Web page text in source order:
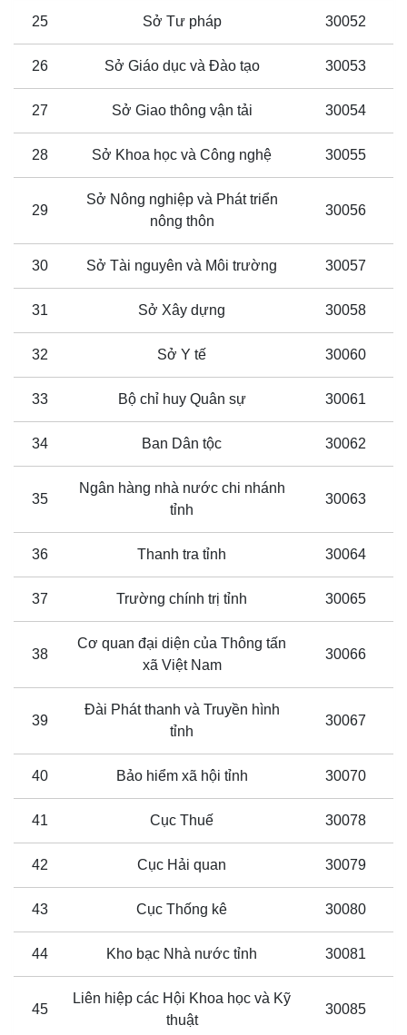
25 Sở Tư pháp 30052
26 Sở Giáo dục và Đào tạo 30053
27 Sở Giao thông vận tải 30054
28 Sở Khoa học và Công nghệ 30055
29
Sở Nông nghiệp và Phát triển
nông thôn
30056
30 Sở Tài nguyên và Môi trường 30057
31 Sở Xây dựng 30058
32 Sở Y tế 30060
33 Bộ chỉ huy Quân sự 30061
34 Ban Dân tộc 30062
35
Ngân hàng nhà nước chi nhánh
tỉnh
30063
36 Thanh tra tỉnh 30064
37 Trường chính trị tỉnh 30065
38
Cơ quan đại diện của Thông tấn
xã Việt Nam
30066
39
Đài Phát thanh và Truyền hình
tỉnh
30067
40 Bảo hiểm xã hội tỉnh 30070
41 Cục Thuế 30078
42 Cục Hải quan 30079
43 Cục Thống kê 30080
44 Kho bạc Nhà nước tỉnh 30081
45
Liên hiệp các Hội Khoa học và Kỹ
thuật
30085